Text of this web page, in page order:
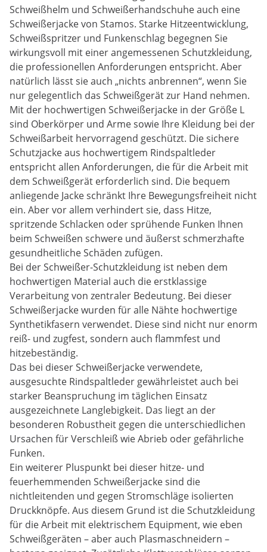
Schweißhelm und Schweißerhandschuhe auch eine
Schweißerjacke von Stamos. Starke Hitzeentwicklung,
Schweißspritzer und Funkenschlag begegnen Sie
wirkungsvoll mit einer angemessenen Schutzkleidung,
die professionellen Anforderungen entspricht. Aber
natürlich lässt sie auch „nichts anbrennen“, wenn Sie
nur gelegentlich das Schweißgerät zur Hand nehmen.
Mit der hochwertigen Schweißerjacke in der Größe L
sind Oberkörper und Arme sowie Ihre Kleidung bei der
Schweißarbeit hervorragend geschützt. Die sichere
Schutzjacke aus hochwertigem Rindspaltleder
entspricht allen Anforderungen, die für die Arbeit mit
dem Schweißgerät erforderlich sind. Die bequem
anliegende Jacke schränkt Ihre Bewegungsfreiheit nicht
ein. Aber vor allem verhindert sie, dass Hitze,
spritzende Schlacken oder sprühende Funken Ihnen
beim Schweißen schwere und äußerst schmerzhafte
gesundheitliche Schäden zufügen.
Bei der Schweißer-Schutzkleidung ist neben dem
hochwertigen Material auch die erstklassige
Verarbeitung von zentraler Bedeutung. Bei dieser
Schweißerjacke wurden für alle Nähte hochwertige
Synthetikfasern verwendet. Diese sind nicht nur enorm
reiß- und zugfest, sondern auch flammfest und
hitzebeständig.
Das bei dieser Schweißerjacke verwendete,
ausgesuchte Rindspaltleder gewährleistet auch bei
starker Beanspruchung im täglichen Einsatz
ausgezeichnete Langlebigkeit. Das liegt an der
besonderen Robustheit gegen die unterschiedlichen
Ursachen für Verschleiß wie Abrieb oder gefährliche
Funken.
Ein weiterer Pluspunkt bei dieser hitze- und
feuerhemmenden Schweißerjacke sind die
nichtleitenden und gegen Stromschläge isolierten
Druckknöpfe. Aus diesem Grund ist die Schutzkleidung
für die Arbeit mit elektrischem Equipment, wie eben
Schweißgeräten – aber auch Plasmaschneidern –